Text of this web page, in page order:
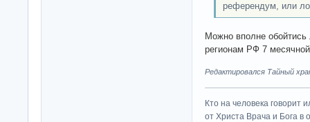
референдум, или
Можно вполне
регионам РФ 7
Редактировался Тайный
Кто на человека говорит
от Христа Врача и Бога в